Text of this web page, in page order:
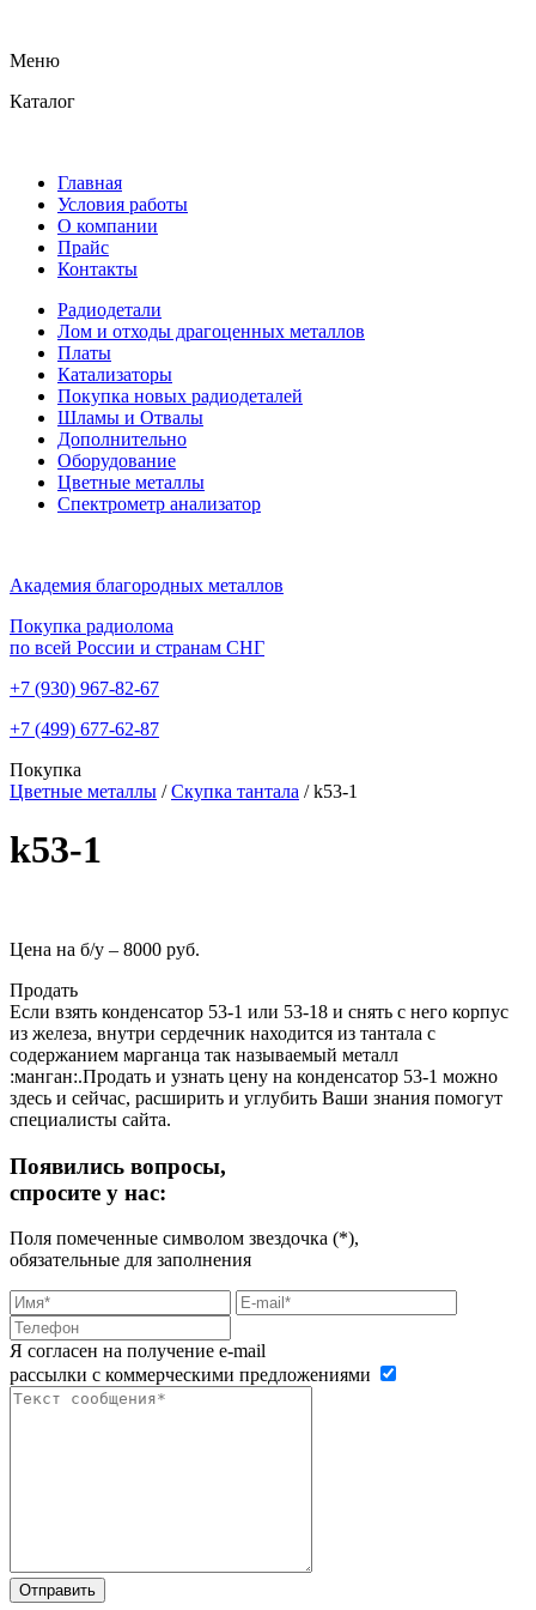
Меню
Каталог
Главная
Условия работы
О компании
Прайс
Контакты
Радиодетали
Лом и отходы драгоценных металлов
Платы
Катализаторы
Покупка новых радиодеталей
Шламы и Отвалы
Дополнительно
Оборудование
Цветные металлы
Спектрометр анализатор
Академия благородных металлов
Покупка радиолома
по всей России и странам СНГ
+7 (930) 967-82-67
+7 (499) 677-62-87
Покупка
Цветные металлы / Скупка тантала / k53-1
k53-1
Цена на б/у – 8000 руб.
Продать
Если взять конденсатор 53-1 или 53-18 и снять с него корпус
из железа, внутри сердечник находится из тантала с
содержанием марганца так называемый металл
:манган:.Продать и узнать цену на конденсатор 53-1 можно
здесь и сейчас, расширить и углубить Ваши знания помогут
специалисты сайта.
Появились вопросы,
спросите у нас:
Поля помеченные символом звездочка (*),
обязательные для заполнения
Я согласен на получение e-mail
рассылки с коммерческими предложениями